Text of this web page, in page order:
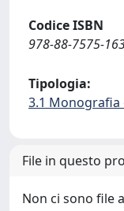
Codice ISBN
978-88-7575-
Tipologia:
3.1
File in questo
Non ci sono file